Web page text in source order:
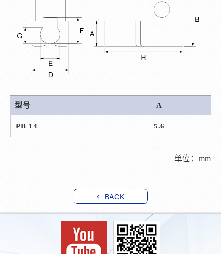
型号 A
PB-14 5.6
单位：mm
BACK